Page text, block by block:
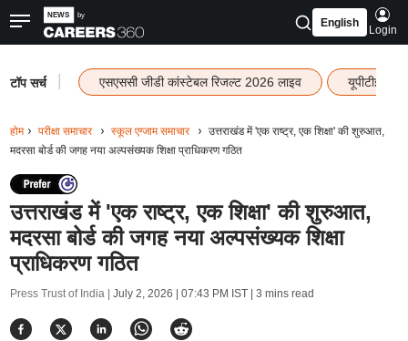
English
Login
टॉप सर्च एसएससी जीडी कांस्टेबल रिजल्ट 2026 लाइव यूपीटीईटी
होम परीक्षा समाचार स्कूल एग्जाम समाचार
उत्तराखंड में 'एक राष्ट्र, एक शिक्षा' की शुरुआत,
मदरसा बोर्ड की जगह नया अल्पसंख्यक शिक्षा प्राधिकरण गठित
उत्तराखंड में 'एक राष्ट्र, एक शिक्षा' की शुरुआत,
मदरसा बोर्ड की जगह नया अल्पसंख्यक शिक्षा
प्राधिकरण गठित
Press Trust of India | July 2, 2026 | 07:43 PM IST| 3 mins read